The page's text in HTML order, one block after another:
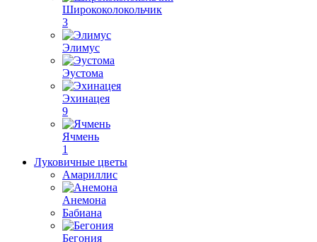
Ширококолокольчик
3
Элимус
Эустома
Эхинацея
9
Ячмень
1
Луковичные цветы
Амариллис
Анемона
Бабиана
Бегония